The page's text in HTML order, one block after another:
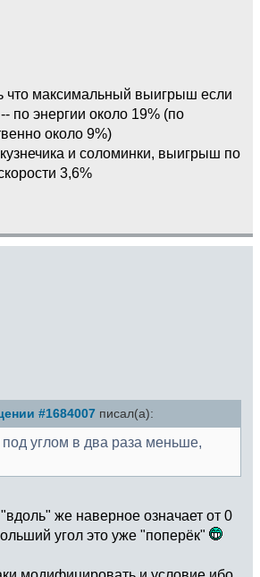
что максимальный выигрыш если
по энергии около 19% (по
около 9%)
и соломинки, выигрыш по
3,6%
#1684007 писал(а):
под углом в два раза меньше,
же наверное означает от 0
угол это уже "поперёк"